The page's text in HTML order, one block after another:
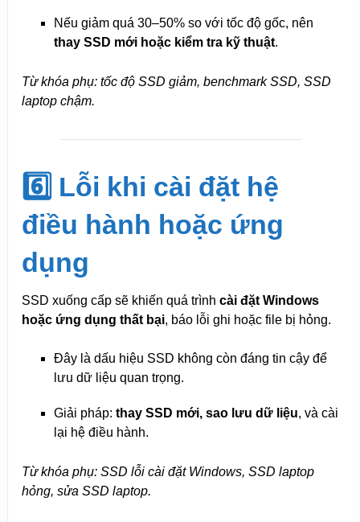
Nếu giảm quá 30–50% so với tốc độ gốc, nên
thay SSD mới hoặc kiểm tra kỹ thuật.
Từ khóa phụ: tốc độ SSD giảm, benchmark SSD, SSD
laptop chậm.
6️⃣ Lỗi khi cài đặt hệ
điều hành hoặc ứng
dụng
SSD xuống cấp sẽ khiến quá trình cài đặt Windows
hoặc ứng dụng thất bại, báo lỗi ghi hoặc file bị hỏng.
Đây là dấu hiệu SSD không còn đáng tin cậy để
lưu dữ liệu quan trọng.
Giải pháp: thay SSD mới, sao lưu dữ liệu, và cài
lại hệ điều hành.
Từ khóa phụ: SSD lỗi cài đặt Windows, SSD laptop
hỏng, sửa SSD laptop.